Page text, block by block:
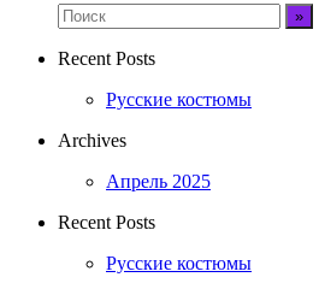
Recent Posts
Русские костюмы
Archives
Апрель 2025
Recent Posts
Русские костюмы